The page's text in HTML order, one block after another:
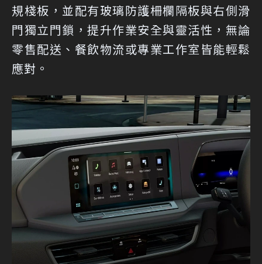
規棧板，並配有玻璃防護柵欄隔板與右側滑
門獨立門鎖，提升作業安全與靈活性，無論
零售配送、餐飲物流或專業工作室皆能輕鬆
應對。